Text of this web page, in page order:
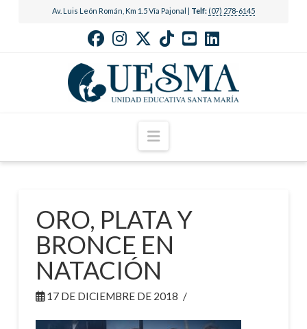
Av. Luis León Román, Km 1.5 Vía Pajonal | Telf: (07) 278-6145
Navigation
ORO, PLATA Y
BRONCE EN
NATACIÓN
17 DE DICIEMBRE DE 2018